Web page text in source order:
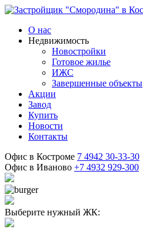
О нас
Недвижимость
Новостройки
Готовое жилье
ИЖС
Завершенные объекты
Акции
Завод
Купить
Новости
Контакты
Офис в Костроме 7 4942 30-33-30
Офис в Иваново +7 4932 929-300
Выберите нужный ЖК: